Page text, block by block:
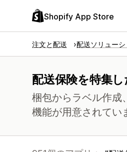
Shopify App Store
注文と配送 配送ソリューシ
配送保険を特集
梱包からラベル作成
機能が用意されてい